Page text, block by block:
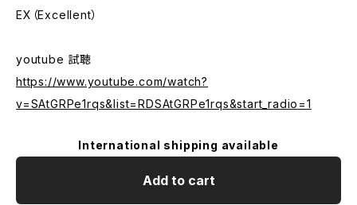
EX（Excellent）
youtube 試聴
https://www.youtube.com/watch?
v=SAtGRPe1rqs&list=RDSAtGRPe1rqs&start_radio=1
International shipping available
Add to cart